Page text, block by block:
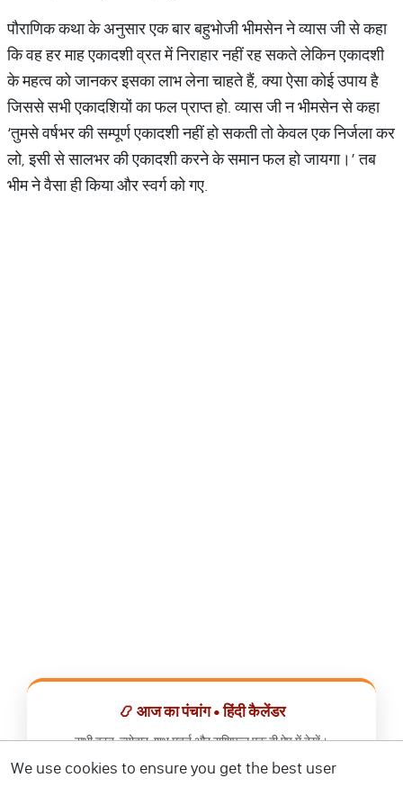
पौराणिक कथा के अनुसार एक बार बहुभोजी भीमसेन ने व्यास जी से कहा
कि वह हर माह एकादशी व्रत में निराहार नहीं रह सकते लेकिन एकादशी
के महत्व को जानकर इसका लाभ लेना चाहते हैं, क्या ऐसा कोई उपाय है
जिससे सभी एकादशियों का फल प्राप्त हो. व्यास जी न भीमसेन से कहा
‘तुमसे वर्षभर की सम्पूर्ण एकादशी नहीं हो सकती तो केवल एक निर्जला कर
लो, इसी से सालभर की एकादशी करने के समान फल हो जायगा।’ तब
भीम ने वैसा ही किया और स्वर्ग को गए.
📿 आज का पंचांग • हिंदी कैलेंडर
सभी व्रत, त्योहार, शुभ मुहूर्त और राशिफल एक ही ऐप में देखें।
We use cookies to ensure you get the best user